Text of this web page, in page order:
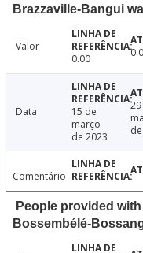
Brazzaville-Bangui
Valor
0.00
Data
15 de
março
de 2023
Comentário
People provided
Bossembélé-